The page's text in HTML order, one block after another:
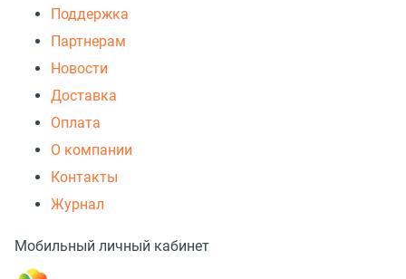
Поддержка
Партнерам
Новости
Доставка
Оплата
О компании
Контакты
Журнал
Мобильный личный кабинет